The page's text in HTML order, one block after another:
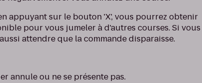
appuyant sur le bouton 'X', vous pourrez obtenir
pour vous jumeler à d'autres courses. Si vous
attendre que la commande disparaisse.
annule ou ne se présente pas.